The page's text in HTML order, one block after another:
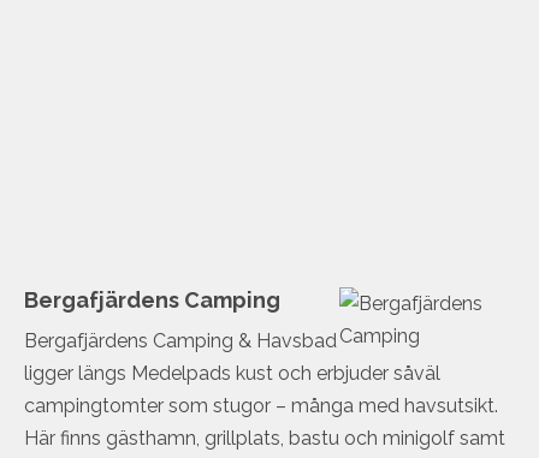
Bergafjärdens Camping
Bergafjärdens Camping & Havsbad
ligger längs Medelpads kust och erbjuder såväl
campingtomter som stugor – många med havsutsikt.
Här finns gästhamn, grillplats, bastu och minigolf samt